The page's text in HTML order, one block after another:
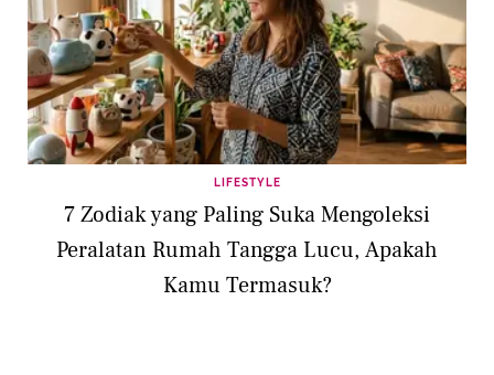
LIFESTYLE
7 Zodiak yang Paling Suka Mengoleksi
Peralatan Rumah Tangga Lucu, Apakah
Kamu Termasuk?